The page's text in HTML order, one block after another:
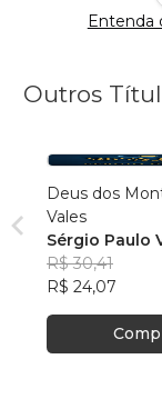
Entenda
Outros
Deus dos
Vales
Sérgio Paulo
Cintra
R$ 30,41
R$ 24,07